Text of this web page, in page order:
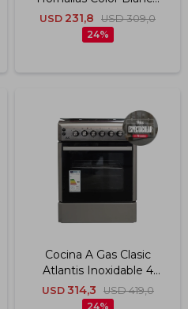
Jlc
USD 231,8 USD 309,0
24
Cocina A Gas Clasic
Atlantis Inoxidable 4
Hornallas Jlc
USD 314,3 USD 419,0
24